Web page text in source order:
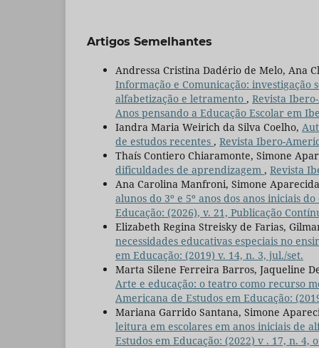
Artigos Semelhantes
Andressa Cristina Dadério de Melo, Ana
Informação e Comunicação: investigação
alfabetização e letramento , Revista
Anos pensando a Educação Escolar em
Iandra Maria Weirich da Silva Coelho,
de estudos recentes , Revista Ibero-
Thaís Contiero Chiaramonte, Simone
dificuldades de aprendizagem , Revista
Ana Carolina Manfroni, Simone
alunos do 3º e 5º anos dos anos iniciais
Educação: (2026), v. 21, Publicação
Elizabeth Regina Streisky de Farias,
necessidades educativas especiais no
em Educação: (2019) v. 14, n. 3, jul./set.
Marta Silene Ferreira Barros, Jaqueline
Arte e educação: o teatro como recurso
Americana de Estudos em Educação:
Mariana Garrido Santana, Simone
leitura em escolares em anos iniciais de
Estudos em Educação: (2022) v . 17, n. 4,